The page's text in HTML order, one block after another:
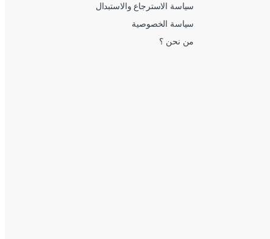
سياسة الاسترجاع والاستبدال
سياسة الخصوصية
من نحن ؟